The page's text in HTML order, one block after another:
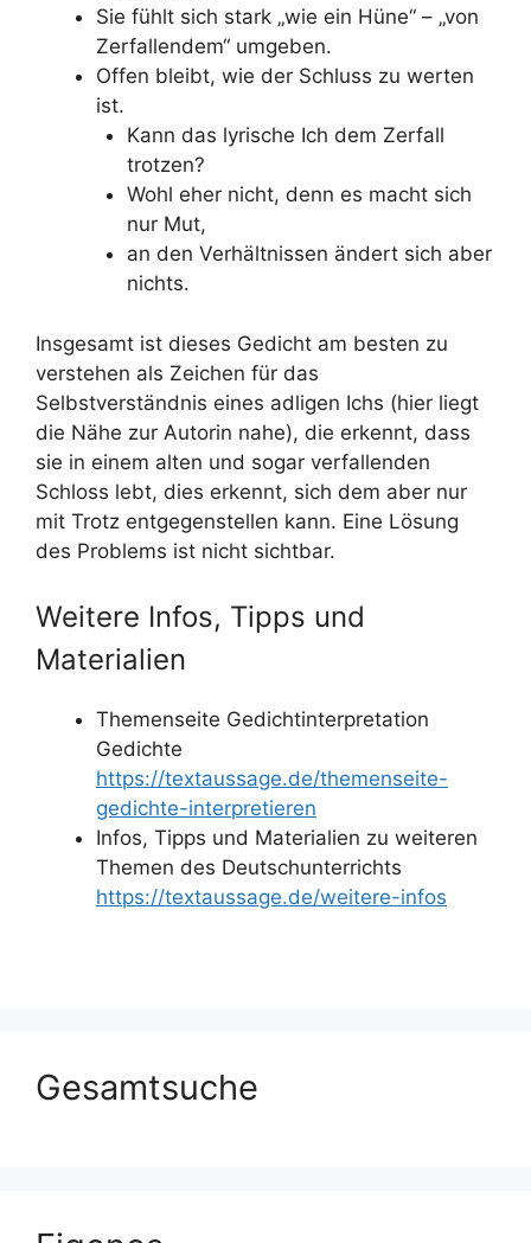
Sie fühlt sich stark „wie ein Hüne“ – „von
Zerfallendem“ umgeben.
Offen bleibt, wie der Schluss zu werten
ist.
Kann das lyrische Ich dem Zerfall
trotzen?
Wohl eher nicht, denn es macht sich
nur Mut,
an den Verhältnissen ändert sich aber
nichts.
Insgesamt ist dieses Gedicht am besten zu
verstehen als Zeichen für das
Selbstverständnis eines adligen Ichs (hier liegt
die Nähe zur Autorin nahe), die erkennt, dass
sie in einem alten und sogar verfallenden
Schloss lebt, dies erkennt, sich dem aber nur
mit Trotz entgegenstellen kann. Eine Lösung
des Problems ist nicht sichtbar.
Weitere Infos, Tipps und
Materialien
Themenseite Gedichtinterpretation
Gedichte
https://textaussage.de/themenseite-
gedichte-interpretieren
Infos, Tipps und Materialien zu weiteren
Themen des Deutschunterrichts
https://textaussage.de/weitere-infos
Gesamtsuche